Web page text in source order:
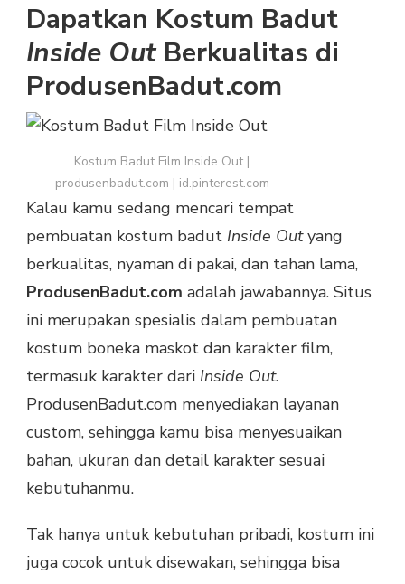
Dapatkan Kostum Badut
Inside OutBerkualitas di
ProdusenBadut.com
Kostum Badut Film Inside Out |
produsenbadut.com | id.pinterest.com
Kalau kamu sedang mencari tempat
pembuatan kostum badut Inside Outyang
berkualitas, nyaman di pakai, dan tahan lama,
ProdusenBadut.com adalah jawabannya. Situs
ini merupakan spesialis dalam pembuatan
kostum boneka maskot dan karakter film,
termasuk karakter dari Inside Out.
ProdusenBadut.com menyediakan layanan
custom, sehingga kamu bisa menyesuaikan
bahan, ukuran dan detail karakter sesuai
kebutuhanmu.
Tak hanya untuk kebutuhan pribadi, kostum ini
juga cocok untuk disewakan, sehingga bisa